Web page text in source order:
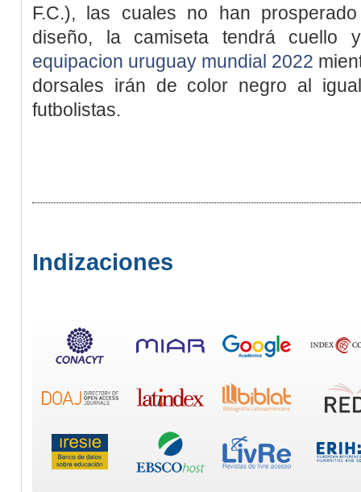
F.C.), las cuales no han
diseño, la camiseta tendrá cuello
equipacion uruguay mundial 2022
dorsales irán de color negro al
futbolistas.
Indizaciones